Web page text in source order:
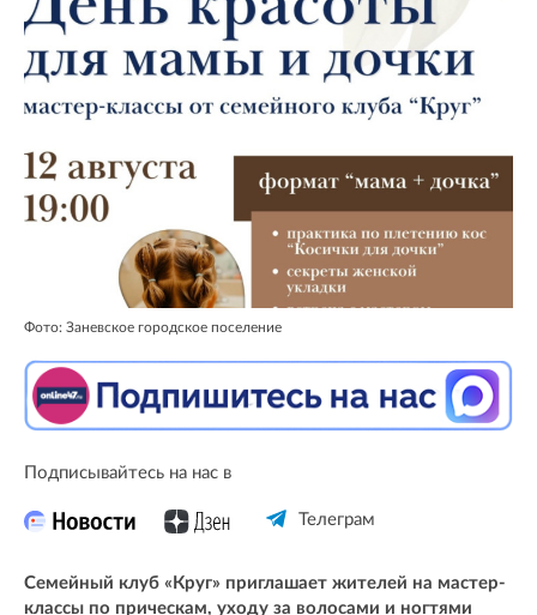
Фото: Заневское городское поселение
Подписывайтесь на нас в
Телеграм
Семейный клуб «Круг» приглашает жителей на мастер-
классы по прическам, уходу за волосами и ногтями